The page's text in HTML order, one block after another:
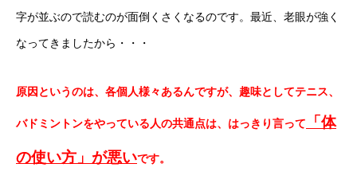
字が並ぶので読むのが面倒くさくなるのです。最近、老眼が強く
なってきましたから・・・
原因というのは、各個人様々あるんですが、趣味としてテニス、
バドミントンをやっている人の共通点は、はっきり言って 「体
の使い方」が悪いです。